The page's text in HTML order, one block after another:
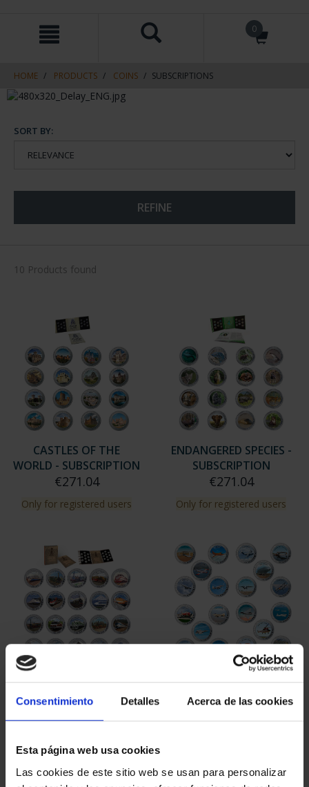
Consentimiento Detalles Acerca de las cookies
Esta página web usa cookies
Las cookies de este sitio web se usan para personalizar
navigation
0
HOME PRODUCTS COINS SUBSCRIPTIONS
SORT BY:
REFINE
10 Products found
CASTLES OF THE
WORLD - SUBSCRIPTION
€271.04
Only for registered users
ENDANGERED SPECIES -
SUBSCRIPTION
€271.04
Only for registered users
€338.80 €338.80